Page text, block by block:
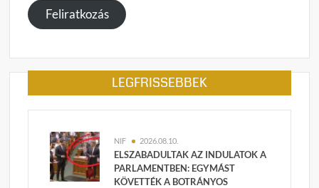
megadása
Feliratkozás
LEGFRISSEBBEK
NIF 2026.08.10.
ELSZABADULTAK AZ INDULATOK A
PARLAMENTBEN: EGYMÁST
KÖVETTÉK A BOTRÁNYOS